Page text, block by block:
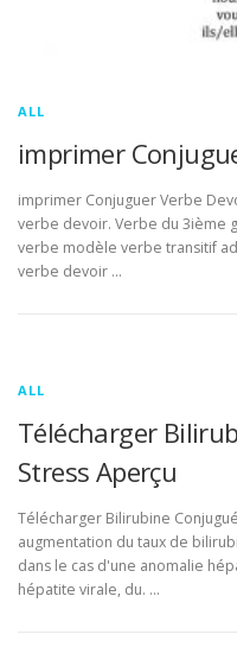
ALL
imprimer
imprimer Conjuguer Verbe
verbe devoir. Verbe du 3ième
verbe modèle verbe transitif
verbe devoir …
ALL
Télécharger
Stress Aperçu
Télécharger Bilirubine
augmentation du taux de
dans le cas d'une anomalie
hépatite virale, du. …